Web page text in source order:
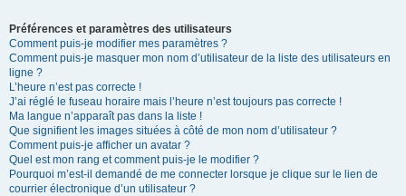
Préférences et paramètres des utilisateurs
Comment puis-je modifier mes paramètres ?
Comment puis-je masquer mon nom d’utilisateur de la liste des utilisateurs en
ligne ?
L’heure n’est pas correcte !
J’ai réglé le fuseau horaire mais l’heure n’est toujours pas correcte !
Ma langue n’apparaît pas dans la liste !
Que signifient les images situées à côté de mon nom d’utilisateur ?
Comment puis-je afficher un avatar ?
Quel est mon rang et comment puis-je le modifier ?
Pourquoi m’est-il demandé de me connecter lorsque je clique sur le lien de
courrier électronique d’un utilisateur ?